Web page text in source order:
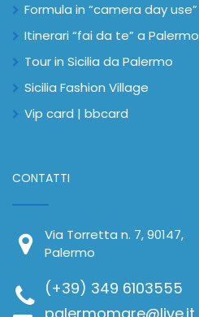
Formula in “camera day use”
Itinerari “fai da te” a Palermo
Tour in Sicilia da Palermo
Sicilia Fashion Village
Vip card | bbcard
CONTATTI
Via Torretta n. 7, 90147,
Palermo
(+39) 349 6103555